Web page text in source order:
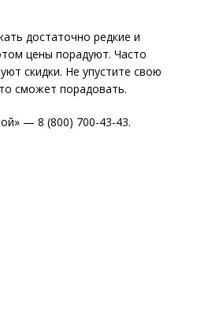
достаточно редкие и
цены порадуют. Часто
скидки. Не упустите свою
сможет порадовать.
— 8 (800) 700-43-43.